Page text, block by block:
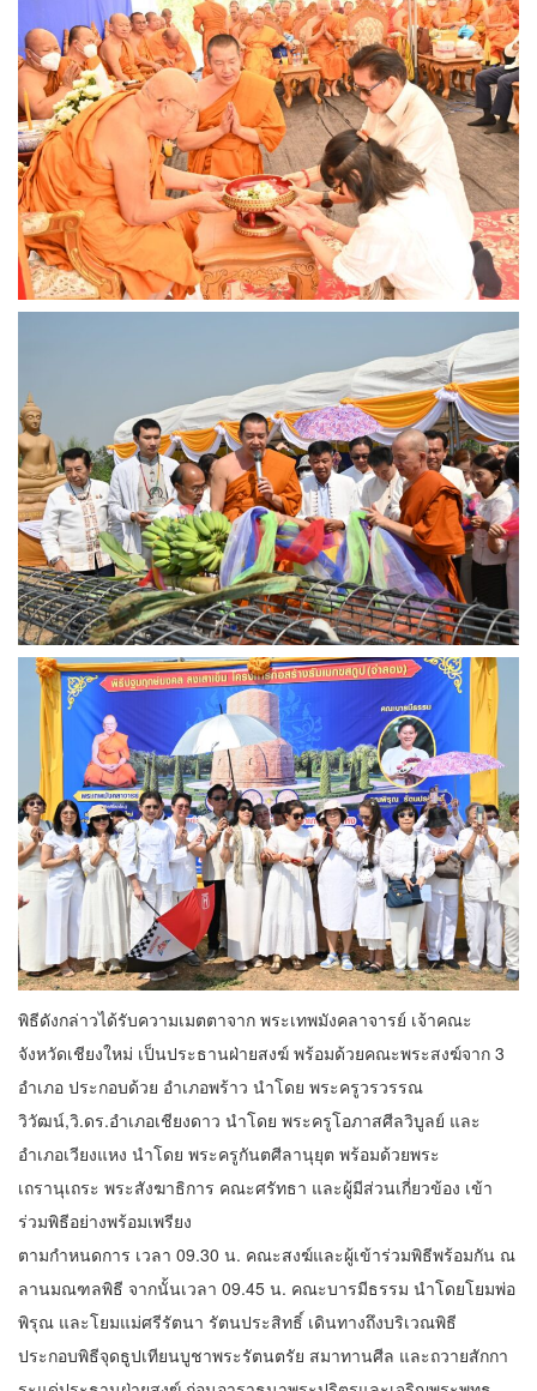
พิธีดังกล่าวได้รับความเมตตาจาก พระเทพมังคลาจารย์ เจ้าคณะ
จังหวัดเชียงใหม่ เป็นประธานฝ่ายสงฆ์ พร้อมด้วยคณะพระสงฆ์จาก 3
อำเภอ ประกอบด้วย อำเภอพร้าว นำโดย พระครูวรวรรณ
วิวัฒน์,วิ.ดร.อำเภอเชียงดาว นำโดย พระครูโอภาสศีลวิบูลย์ และ
อำเภอเวียงแหง นำโดย พระครูกันตศีลานุยุต พร้อมด้วยพระ
เถรานุเถระ พระสังฆาธิการ คณะศรัทธา และผู้มีส่วนเกี่ยวข้อง เข้า
ร่วมพิธีอย่างพร้อมเพรียง
ตามกำหนดการ เวลา 09.30 น. คณะสงฆ์และผู้เข้าร่วมพิธีพร้อมกัน ณ
ลานมณฑลพิธี จากนั้นเวลา 09.45 น. คณะบารมีธรรม นำโดยโยมพ่อ
พิรุณ และโยมแม่ศรีรัตนา รัตนประสิทธิ์ เดินทางถึงบริเวณพิธี
ประกอบพิธีจุดธูปเทียนบูชาพระรัตนตรัย สมาทานศีล และถวายสักกา